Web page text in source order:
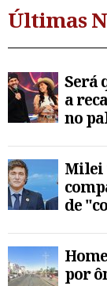
Últimas
Será
a
no
Milei
de
por